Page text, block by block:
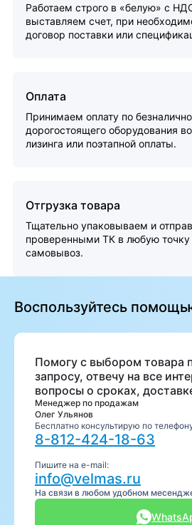
Работаем строго в «белую» с
выставляем счет, при
договор поставки или
Оплата
Принимаем оплату по
дорогостоящего оборудования
лизинга или поэтапной оплаты.
Отгрузка товара
Тщательно упаковываем и
проверенными ТК в любую точку
самовывоз.
Воспользуйтесь
Помогу с выбором товара
запросу, отвечу на все
вопросы о сроках,
Менеджер по продажам
Олег Ульянов
Бесплатно консультирую по
8-812-424-18-63
Пишите на e-mail:
info@velmas.ru
На связи в любом удобном